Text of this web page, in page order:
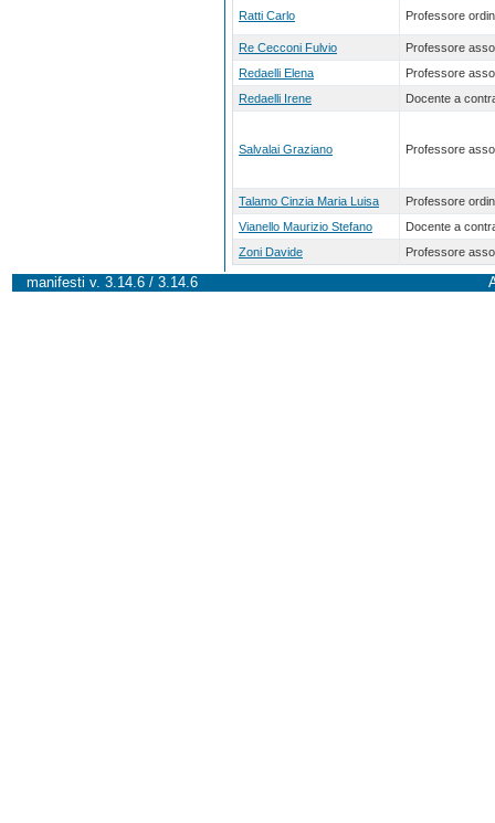
Ratti Carlo Professore
Re Cecconi Fulvio
Professore
Redaelli Elena
Professore
Redaelli Irene
Docente a
Salvalai Graziano Professore
Talamo Cinzia Maria Luisa
Professore
Vianello Maurizio Stefano
Docente a
Zoni Davide
Professore
manifesti v. 3.14.6 / 3.14.6